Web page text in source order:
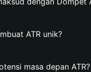
ATR unik?
masa depan ATR?